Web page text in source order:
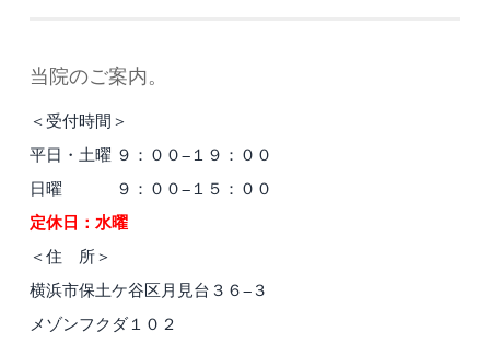
当院のご案内。
＜受付時間＞
平日・土曜 ９：００−１９：００
日曜 ９：００−１５：００
定休日：水曜
＜住 所＞
横浜市保土ケ谷区月見台３６−３
メゾンフクダ１０２